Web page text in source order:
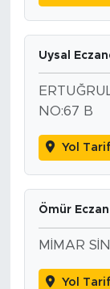
Uysal
NO:67 B
Yol
Ömür
MİMAR
Yol